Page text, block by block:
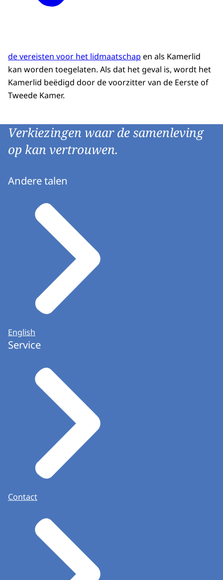
de vereisten voor het lidmaatschap en als Kamerlid
kan worden toegelaten. Als dat het geval is, wordt het
Kamerlid beëdigd door de voorzitter van de Eerste of
Tweede Kamer.
Verkiezingen waar de samenleving
op kan vertrouwen.
Andere talen
English
Service
Contact